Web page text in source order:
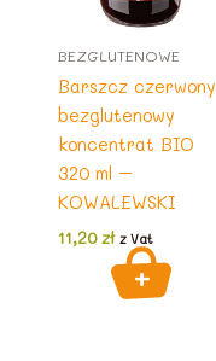
BEZGLUTENOWE
Barszcz czerwony
bezglutenowy
koncentrat BIO
320 ml –
KOWALEWSKI
11,20zł z Vat